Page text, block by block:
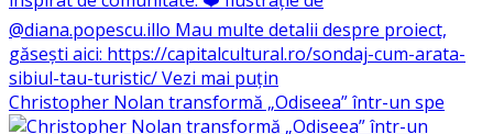
Christopher Nolan transformă „Odiseea” într-un spe